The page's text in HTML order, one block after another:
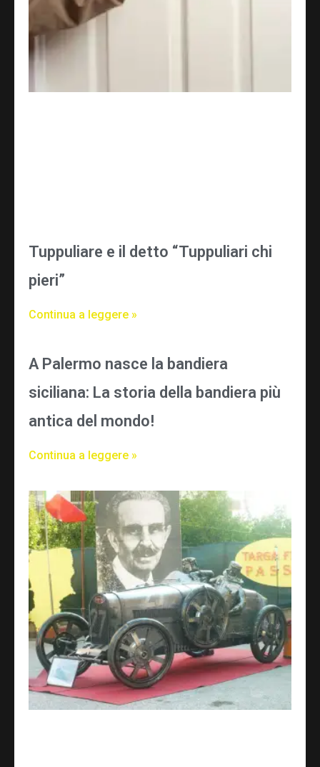
Tuppuliare e il detto “Tuppuliari chi
pieri”
Continua a leggere »
A Palermo nasce la bandiera
siciliana: La storia della bandiera più
antica del mondo!
Continua a leggere »